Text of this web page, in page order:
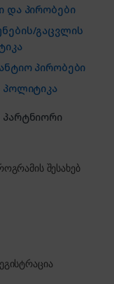
და პირობები
გაცვლის
პირობები
პოლიტიკა
პარტნიორი
შესახებ